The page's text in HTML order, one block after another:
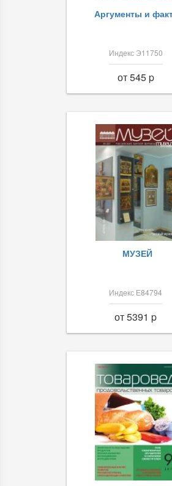
Аргументы и
Индекс Э11750
от 545 p
МУЗЕЙ
Индекс Е84794
от 5391 p